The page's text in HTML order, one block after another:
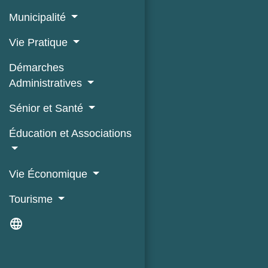
Municipalité
Vie Pratique
Démarches
Administratives
Sénior et Santé
Éducation et Associations
Vie Économique
Tourisme
language